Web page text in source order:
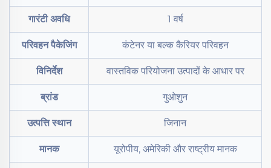
गारंटी अवधि 1 वर्ष
परिवहन पैकेजिंग कंटेनर या बल्क कैरियर परिवहन
विनिर्देश वास्तविक परियोजना उत्पादों के आधार पर
ब्रांड गुओशुन
उत्पत्ति स्थान जिनान
मानक यूरोपीय, अमेरिकी और राष्ट्रीय मानक